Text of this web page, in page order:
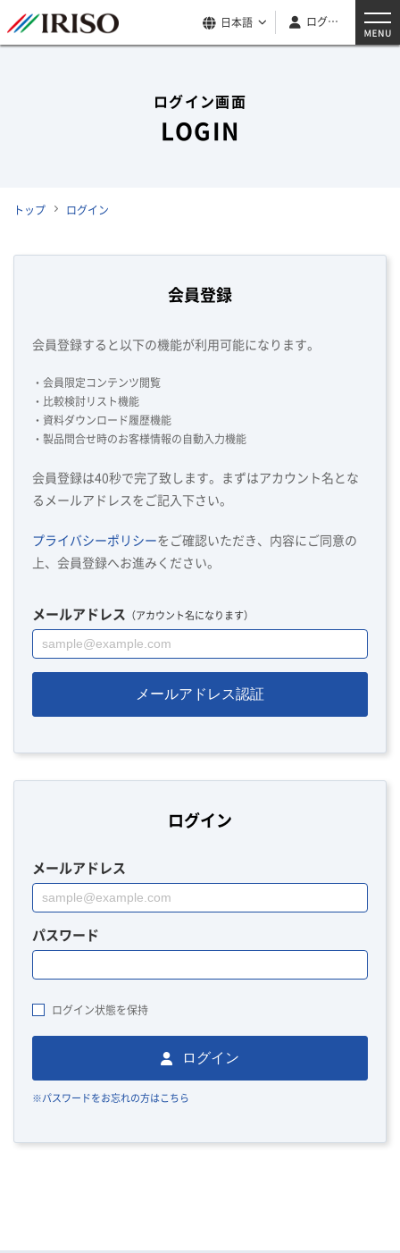
日本語 ログイン
ログイン画面
LOGIN
トップ ログイン
会員登録
会員登録すると以下の機能が利用可能になります。
・会員限定コンテンツ閲覧
・比較検討リスト機能
・資料ダウンロード履歴機能
・製品問合せ時のお客様情報の自動入力機能
会員登録は40秒で完了致します。まずはアカウント名とな
るメールアドレスをご記入下さい。
プライバシーポリシーをご確認いただき、内容にご同意の
上、会員登録へお進みください。
メールアドレス （アカウント名になります）
メールアドレス認証
ログイン
メールアドレス
パスワード
ログイン状態を保持
ログイン
※パスワードをお忘れの方はこちら